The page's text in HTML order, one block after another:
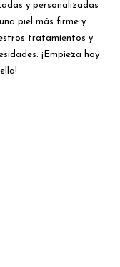
y personalizadas
piel más firme y
tratamientos y
¡Empieza hoy